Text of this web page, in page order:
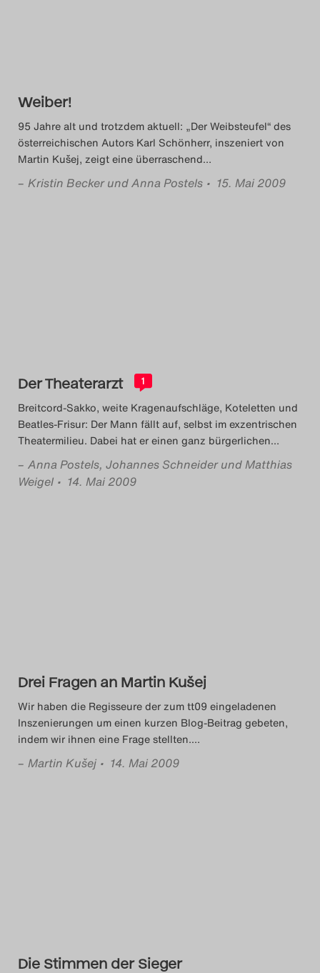
Weiber!
95 Jahre alt und trotzdem aktuell: „Der Weibsteufel“ des
österreichischen Autors Karl Schönherr, inszeniert von
Martin Kušej, zeigt eine überraschend…
– Kristin Becker und Anna Postels • 15. Mai 2009
Der Theaterarzt 1
Breitcord-Sakko, weite Kragenaufschläge, Koteletten und
Beatles-Frisur: Der Mann fällt auf, selbst im exzentrischen
Theatermilieu. Dabei hat er einen ganz bürgerlichen…
– Anna Postels, Johannes Schneider und Matthias
Weigel • 14. Mai 2009
Drei Fragen an Martin Kušej
Wir haben die Regisseure der zum tt09 eingeladenen
Inszenierungen um einen kurzen Blog-Beitrag gebeten,
indem wir ihnen eine Frage stellten.…
– Martin Kušej • 14. Mai 2009
Die Stimmen der Sieger